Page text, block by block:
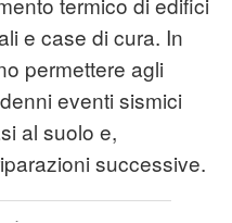
e case di cura. In
permettere agli
eventi sismici
al suolo e,
successive.